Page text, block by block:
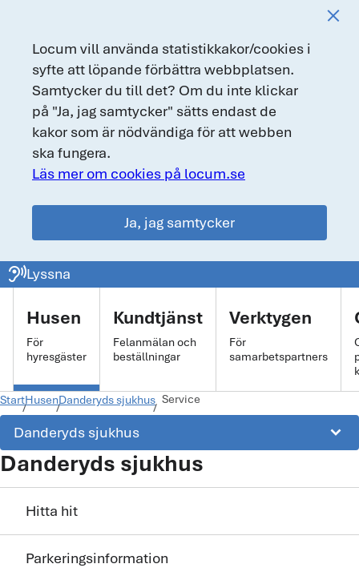
Locum vill använda statistikkakor/cookies i
syfte att löpande förbättra webbplatsen.
Samtycker du till det? Om du inte klickar
på "Ja, jag samtycker" sätts endast de
kakor som är nödvändiga för att webben
ska fungera.
Läs mer om cookies på locum.se
Ja, jag samtycker
locum.se
ear_soundLyssna
Husen
För
hyresgäster
Kundtjänst
Felanmälan och
beställningar
Verktygen
För
samarbetspartners
StartHusenDanderyds sjukhus Service
Danderyds sjukhus keyboard_arrow_down
Danderyds sjukhus
Hitta hit
Parkeringsinformation